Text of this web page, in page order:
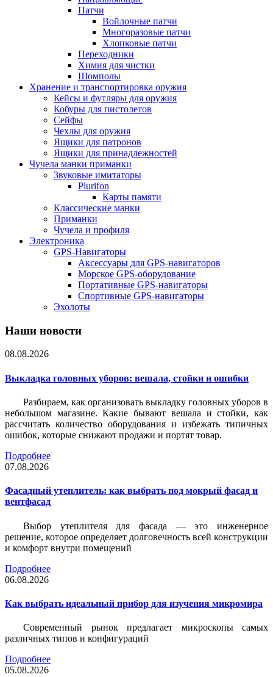
Патчи
Войлочные патчи
Многоразовые патчи
Хлопковые патчи
Переходники
Химия для чистки
Шомполы
Хранение и транспортировка оружия
Кейсы и футляры для оружия
Кобуры для пистолетов
Сейфы
Чехлы для оружия
Ящики для патронов
Ящики для принадлежностей
Чучела манки приманки
Звуковые имитаторы
Plurifon
Карты памяти
Классические манки
Приманки
Чучела и профиля
Электроника
GPS-Навигаторы
Аксессуары для GPS-навигаторов
Морское GPS-оборудование
Портативные GPS-навигаторы
Спортивные GPS-навигаторы
Эхолоты
Наши новости
08.08.2026
Выкладка головных уборов: вешала, стойки и ошибки
Разбираем, как организовать выкладку головных уборов в
небольшом магазине. Какие бывают вешала и стойки, как
рассчитать количество оборудования и избежать типичных
ошибок, которые снижают продажи и портят товар.
Подробнее
07.08.2026
Фасадный утеплитель: как выбрать под мокрый фасад и
вентфасад
Выбор утеплителя для фасада — это инженерное
решение, которое определяет долговечность всей конструкции
и комфорт внутри помещений
Подробнее
06.08.2026
Как выбрать идеальный прибор для изучения микромира
Современный рынок предлагает микроскопы самых
различных типов и конфигураций
Подробнее
05.08.2026